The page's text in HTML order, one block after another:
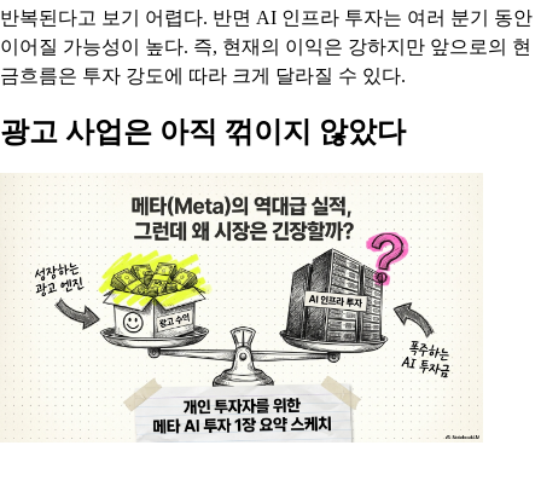
반복된다고 보기 어렵다. 반면 AI 인프라 투자는 여러 분기 동안
이어질 가능성이 높다. 즉, 현재의 이익은 강하지만 앞으로의 현
금흐름은 투자 강도에 따라 크게 달라질 수 있다.
광고 사업은 아직 꺾이지 않았다